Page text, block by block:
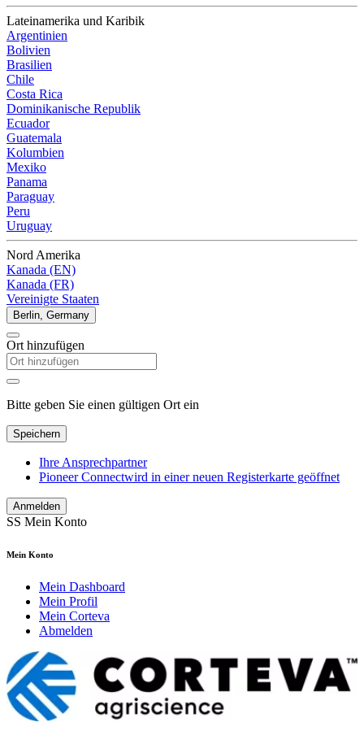
Lateinamerika und Karibik
Argentinien
Bolivien
Brasilien
Chile
Costa Rica
Dominikanische Republik
Ecuador
Guatemala
Kolumbien
Mexiko
Panama
Paraguay
Peru
Uruguay
Nord Amerika
Kanada (EN)
Kanada (FR)
Vereinigte Staaten
Berlin, Germany
Ort hinzufügen
Bitte geben Sie einen gültigen Ort ein
Speichern
Ihre Ansprechpartner
Pioneer Connectwird in einer neuen Registerkarte geöffnet
Anmelden
SS Mein Konto
Mein Konto
Mein Dashboard
Mein Profil
Mein Corteva
Abmelden